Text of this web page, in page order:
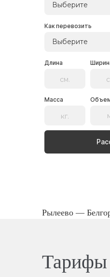
Выберите
Как перевозить
Выберите
Длина
Масса
Рылеево —
Тарифы